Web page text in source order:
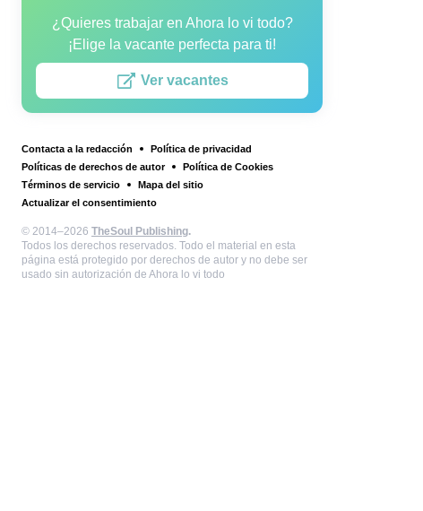
¿Quieres trabajar en Ahora lo vi todo?
¡Elige la vacante perfecta para ti!
Ver vacantes
Contacta a la redacción
Política de privacidad
Políticas de derechos de autor
Política de Cookies
Términos de servicio
Mapa del sitio
Actualizar el consentimiento
© 2014–2026 TheSoul Publishing.
Todos los derechos reservados. Todo el material en esta
página está protegido por derechos de autor y no debe ser
usado sin autorización de Ahora lo vi todo